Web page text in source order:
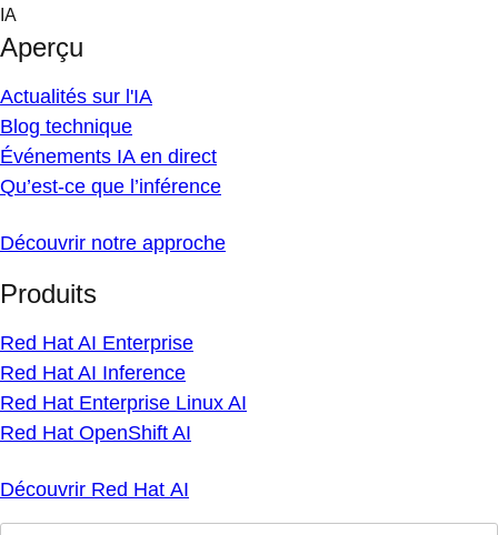
Skip
content
IA
Aperçu
Actualités sur l'IA
Blog technique
Événements IA en direct
Qu’est-ce que l’inférence
Découvrir notre approche
Produits
Red Hat AI Enterprise
Red Hat AI Inference
Red Hat Enterprise Linux AI
Red Hat OpenShift AI
Découvrir Red Hat AI